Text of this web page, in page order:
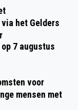
het Gelders
7 augustus
voor
mensen met